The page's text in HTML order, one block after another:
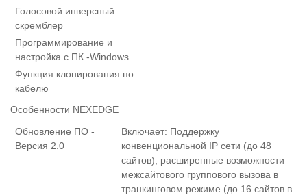
Голосовой инверсный
скремблер
Программирование и
настройка с ПК -Windows
Функция клонирования по
кабелю
Особенности NEXEDGE
Обновление ПО -
Версия 2.0
Включает: Поддержку
конвенциональной IP сети (до 48
сайтов), расширенные возможности
межсайтового группового вызова в
транкинговом режиме (до 16 сайтов в